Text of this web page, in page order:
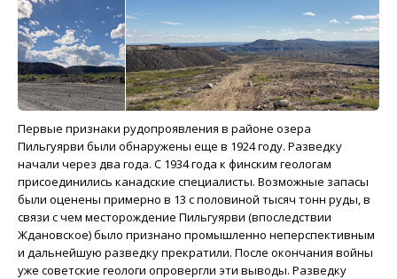
Первые признаки рудопроявления в районе озера
Пильгуярви были обнаружены еще в 1924 году. Разведку
начали через два года. С 1934 года к финским геологам
присоединились канадские специалисты. Возможные запасы
были оценены примерно в 13 с половиной тысяч тонн руды, в
связи с чем месторождение Пильгуярви (впоследствии
Ждановское) было признано промышленно неперспективным
и дальнейшую разведку прекратили. После окончания войны
уже советские геологи опровергли эти выводы. Разведку